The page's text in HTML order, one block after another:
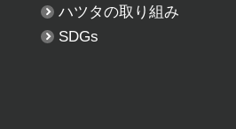
ハツタの取り組み
SDGs